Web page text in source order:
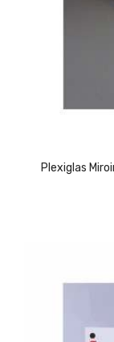
Plexiglas